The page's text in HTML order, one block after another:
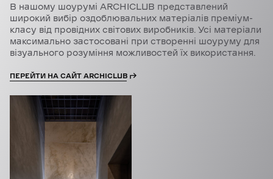
В нашому шоурумі ARCHICLUB представлений
широкий вибір оздоблювальних матеріалів преміум-
класу від провідних світових виробників. Усі матеріали
максимально застосовані при створенні шоуруму для
візуального розуміння можливостей їх використання.
ПЕРЕЙТИ НА САЙТ ARCHICLUB